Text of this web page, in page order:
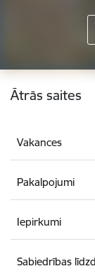
Kājene
Ātrās saites
Vakances
Pakalpojumi
Iepirkumi
Sabiedrības